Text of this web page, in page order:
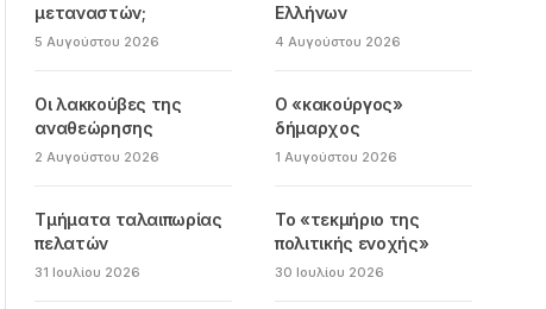
μεταναστών;
5 Αυγούστου 2026
Ελλήνων
4 Αυγούστου 2026
Οι λακκούβες της
αναθεώρησης
2 Αυγούστου 2026
Ο «κακούργος»
δήμαρχος
1 Αυγούστου 2026
Τμήματα ταλαιπωρίας
πελατών
31 Ιουλίου 2026
Το «τεκμήριο της
πολιτικής ενοχής»
30 Ιουλίου 2026